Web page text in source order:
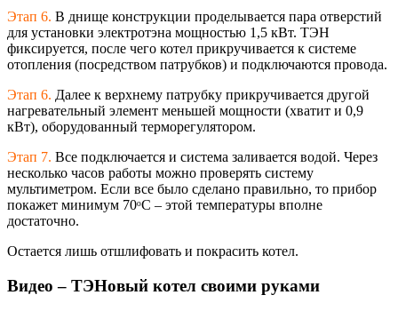
Этап 6. В днище конструкции проделывается пара отверстий
для установки электротэна мощностью 1,5 кВт. ТЭН
фиксируется, после чего котел прикручивается к системе
отопления (посредством патрубков) и подключаются провода.
Этап 6. Далее к верхнему патрубку прикручивается другой
нагревательный элемент меньшей мощности (хватит и 0,9
кВт), оборудованный терморегулятором.
Этап 7. Все подключается и система заливается водой. Через
несколько часов работы можно проверять систему
мультиметром. Если все было сделано правильно, то прибор
покажет минимум 70ᵒС – этой температуры вполне
достаточно.
Остается лишь отшлифовать и покрасить котел.
Видео – ТЭНовый котел своими руками